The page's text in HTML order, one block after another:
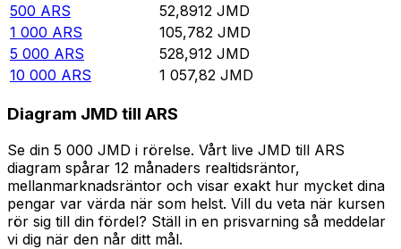
500 ARS 52,8912 JMD
1 000 ARS 105,782 JMD
5 000 ARS 528,912 JMD
10 000 ARS 1 057,82 JMD
Diagram JMD till ARS
Se din 5 000 JMD i rörelse. Vårt live JMD till ARS
diagram spårar 12 månaders realtidsräntor,
mellanmarknadsräntor och visar exakt hur mycket dina
pengar var värda när som helst. Vill du veta när kursen
rör sig till din fördel? Ställ in en prisvarning så meddelar
vi dig när den når ditt mål.